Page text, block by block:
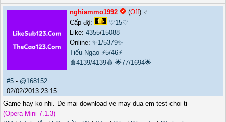
nghiammo1992 (Off) ♂️
Cấp độ:
♡15♡
Like: 4355/15088
Online: ✨1/5379✨
Tiếu Ngạo ⚡5/46⚡
🩸4139/4139🩸 🌟77/1694🌟
#5 - @168152
02/02/2013 23:15
Game hay ko nhi. De mai download ve may dua em test choi ti
(Opera Mini 7.1.3)